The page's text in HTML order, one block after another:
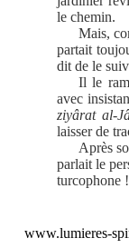
le chemin.
Mais,
partait
dit de le
Il le
avec
ziyârat al-
laisser de
Après
parlait le
turcophone !
www.lumieres-